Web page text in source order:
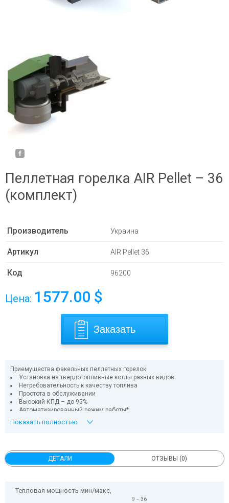
Пеллетная горелка AIR Pellet – 36
(комплект)
Производитель Украина
Артикул AIR Pellet 36
Код 96200
Цена: 1577.00 $
Заказать
Приемущества факельных пеллетных горелок:
Установка на твердотопливные котлы разных видов
Нетребовательность к качеству топлива
Простота в обслуживании
Высокий КПД – до 95%
Автоматизированный режим работы*
*Для упрощения и максимально эффективного управления
оборудования.
Показать полностью
ДЕТАЛИ ОТЗЫВЫ (0)
Тепловая мощность мин/макс,
9 – 36